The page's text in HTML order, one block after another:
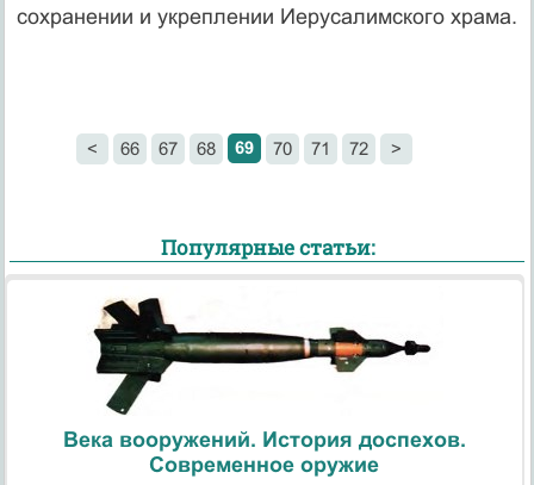
сохранении и укреплении Иерусалимского храма.
< 66 67 68 69 70 71 72 >
Популярные статьи:
Века вооружений. История доспехов.
Современное оружие